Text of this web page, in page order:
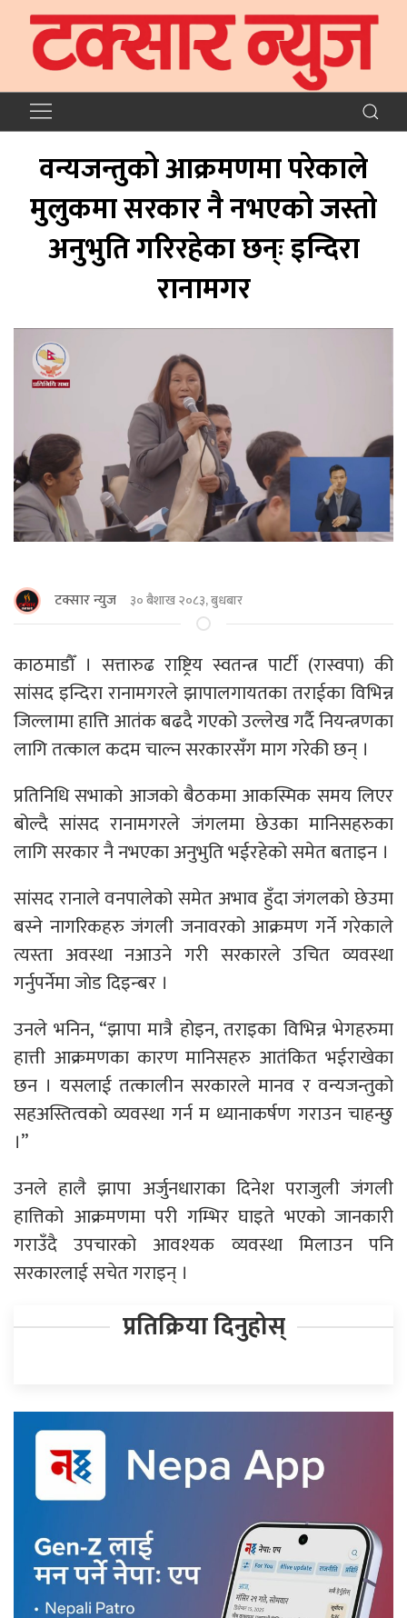
वन्यजन्तुको आक्रमणमा परेकाले
मुलुकमा सरकार नै नभएको जस्तो
अनुभुति गरिरहेका छन्ः इन्दिरा
रानामगर
टक्सार न्युज ३० बैशाख २०८३, बुधबार
काठमाडाैँ । सत्तारुढ राष्ट्रिय स्वतन्त्र पार्टी (रास्वपा) की
सांसद इन्दिरा रानामगरले झापालगायतका तराईका विभिन्न
जिल्लामा हात्ति आतंक बढदै गएको उल्लेख गर्दै नियन्त्रणका
लागि तत्काल कदम चाल्न सरकारसँग माग गरेकी छन् ।
प्रतिनिधि सभाकाे आजकाे बैठकमा आकस्मिक समय लिएर
बोल्दै सांसद रानामगरले जंगलमा छेउका मानिसहरुका
लागि सरकार नै नभएका अनुभुति भईरहेको समेत बताइन ।
सांसद रानाले वनपालेको समेत अभाव हुँदा जंगलकाे छेउमा
बस्ने नागरिकहरु जंगली जनावरको आक्रमण गर्ने गरेकाले
त्यस्ता अवस्था नआउने गरी सरकारले उचित व्यवस्था
गर्नुपर्नेमा जाेड दिइन्बर ।
उनले भनिन, “झापा मात्रै होइन, तराइका विभिन्न भेगहरुमा
हात्ती आक्रमणका कारण मानिसहरु आतंकित भईराखेका
छन । यसलाई तत्कालीन सरकारले मानव र वन्यजन्तुको
सहअस्तित्वको व्यवस्था गर्न म ध्यानाकर्षण गराउन चाहन्छु
।”
उनले हालै झापा अर्जुनधाराका दिनेश पराजुली जंगली
हात्तिको आक्रमणमा परी गम्भिर घाइते भएको जानकारी
गराउँदै उपचारको आवश्यक व्यवस्था मिलाउन पनि
सरकारलाई सचेत गराइन् ।
प्रतिक्रिया दिनुहोस्